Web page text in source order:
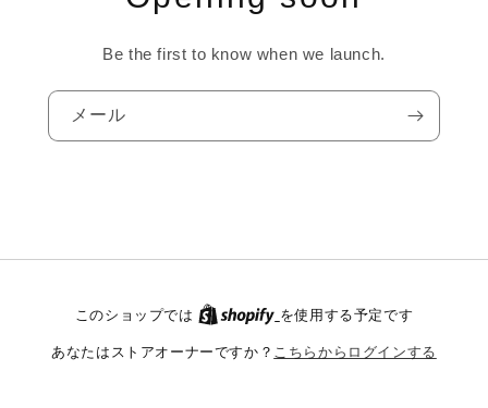
Be the first to know when we launch.
メール
このショップでは を使用する予定です
あなたはストアオーナーですか？ こちらからログインする